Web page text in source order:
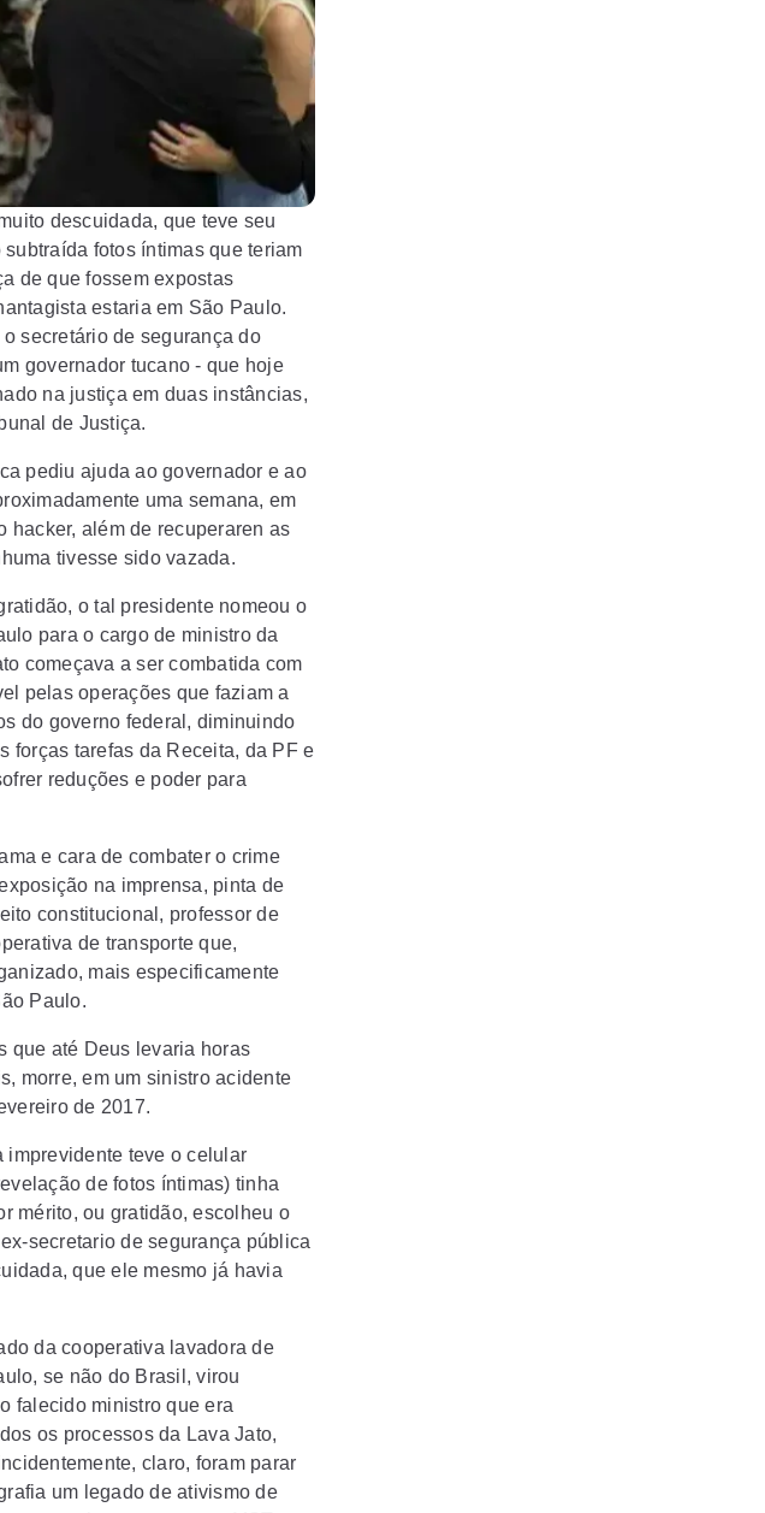
descuidada, que teve seu
fotos íntimas que teriam
de que fossem expostas
estaria em São Paulo.
secretário de segurança do
governador tucano - que hoje
na justiça em duas instâncias,
de Justiça.
pediu ajuda ao governador e ao
uma semana, em
hacker, além de recuperaren as
tivesse sido vazada.
o tal presidente nomeou o
para o cargo de ministro da
começava a ser combatida com
pelas operações que faziam a
do governo federal, diminuindo
forças tarefas da Receita, da PF e
reduções e poder para
e cara de combater o crime
na imprensa, pinta de
constitucional, professor de
de transporte que,
mais especificamente
Paulo.
que até Deus levaria horas
morre, em um sinistro acidente
de 2017.
imprevidente teve o celular
de fotos íntimas) tinha
mérito, ou gratidão, escolheu o
secretario de segurança pública
que ele mesmo já havia
da cooperativa lavadora de
se não do Brasil, virou
falecido ministro que era
os processos da Lava Jato,
claro, foram parar
um legado de ativismo de